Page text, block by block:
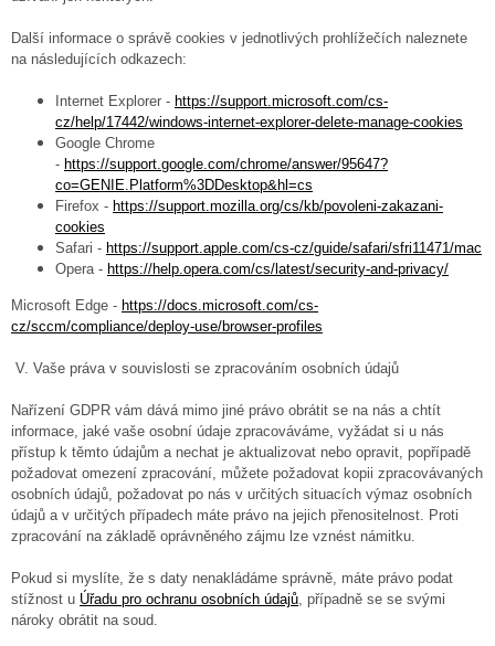
Další informace o správě cookies v jednotlivých prohlížečích naleznete
na následujících odkazech:
Internet Explorer - https://support.microsoft.com/cs-
cz/help/17442/windows-internet-explorer-delete-manage-cookies
Google Chrome
- https://support.google.com/chrome/answer/95647?
co=GENIE.Platform%3DDesktop&hl=cs
Firefox - https://support.mozilla.org/cs/kb/povoleni-zakazani-
cookies
Safari - https://support.apple.com/cs-cz/guide/safari/sfri11471/mac
Opera - https://help.opera.com/cs/latest/security-and-privacy/
Microsoft Edge - https://docs.microsoft.com/cs-
cz/sccm/compliance/deploy-use/browser-profiles
V. Vaše práva v souvislosti se zpracováním osobních údajů
Nařízení GDPR vám dává mimo jiné právo obrátit se na nás a chtít
informace, jaké vaše osobní údaje zpracováváme, vyžádat si u nás
přístup k těmto údajům a nechat je aktualizovat nebo opravit, popřípadě
požadovat omezení zpracování, můžete požadovat kopii zpracovávaných
osobních údajů, požadovat po nás v určitých situacích výmaz osobních
údajů a v určitých případech máte právo na jejich přenositelnost. Proti
zpracování na základě oprávněného zájmu lze vznést námitku.
Pokud si myslíte, že s daty nenakládáme správně, máte právo podat
stížnost u Úřadu pro ochranu osobních údajů, případně se se svými
nároky obrátit na soud.